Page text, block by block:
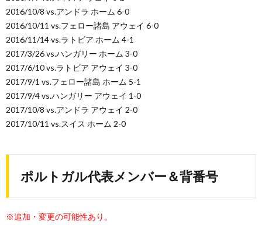
2016/10/8 vs.アンドラ ホーム 6-0
2016/10/11 vs.フェロー諸島 アウェイ 6-0
2016/11/14 vs.ラトビア ホーム 4-1
2017/3/26 vs.ハンガリー ホーム 3-0
2017/6/10 vs.ラトビア アウェイ 3-0
2017/9/1 vs.フェロー諸島 ホーム 5-1
2017/9/4 vs.ハンガリー アウェイ 1-0
2017/10/8 vs.アンドラ アウェイ 2-0
2017/10/11 vs.スイス ホーム 2-0
ポルトガル代表メンバー＆背番号
※追加・変更の可能性あり。